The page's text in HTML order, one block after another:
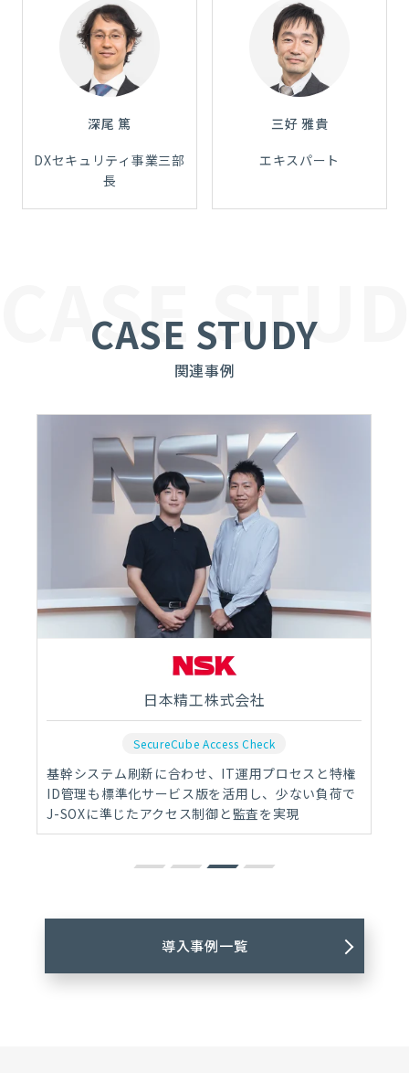
深尾 篤
DXセキュリティ事業三部
長
三好 雅貴
エキスパート
CASE
CASE STUDY
関連事例
日本精工株式会社
SecureCube Access Check
基幹システム刷新に合わせ、IT運用プロセスと特権
ID管理も標準化サービス版を活用し、少ない負荷で
J-SOXに準じたアクセス制御と監査を実現
導入事例一覧